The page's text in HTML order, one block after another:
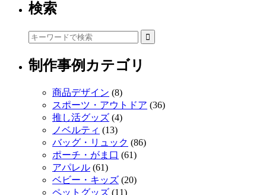
検索
制作事例カテゴリ
商品デザイン (8)
スポーツ・アウトドア (36)
推し活グッズ (4)
ノベルティ (13)
バッグ・リュック (86)
ポーチ・がま口 (61)
アパレル (61)
ベビー・キッズ (20)
ペットグッズ (11)